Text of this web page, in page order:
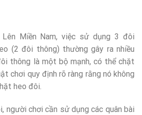
Miền Nam, việc sử dụng 3 đôi
(2 đôi thông) thường gây ra nhiều
thông là một bộ mạnh, có thể chặt
chơi quy định rõ ràng rằng nó không
heo đôi.
người chơi cần sử dụng các quân bài